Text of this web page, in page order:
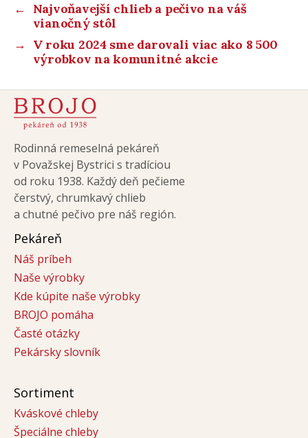
←
Najvoňavejší chlieb a pečivo na váš
vianočný stôl
→
V roku 2024 sme darovali viac ako 8 500
výrobkov na komunitné akcie
Rodinná remeselná pekáreň
v Považskej Bystrici s tradíciou
od roku 1938. Každý deň pečieme
čerstvý, chrumkavý chlieb
a chutné pečivo pre náš región.
Pekáreň
Náš príbeh
Naše výrobky
Kde kúpite naše výrobky
BROJO pomáha
Časté otázky
Pekársky slovník
Sortiment
Kváskové chleby
Špeciálne chleby